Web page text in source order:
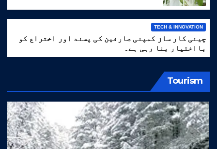
TECH & INNOVATION
چینی کار ساز کمپنی صارفین کی پسند اور اختراع کو
بااختیار بنا رہی ہے۔
Tourism